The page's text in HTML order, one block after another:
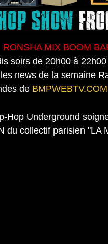
RONSHA MIX BOOM
soirs de 20h00 à
news de la semaine
de BMPWEBTV.COM
Hop Underground
du collectif parisien "LA